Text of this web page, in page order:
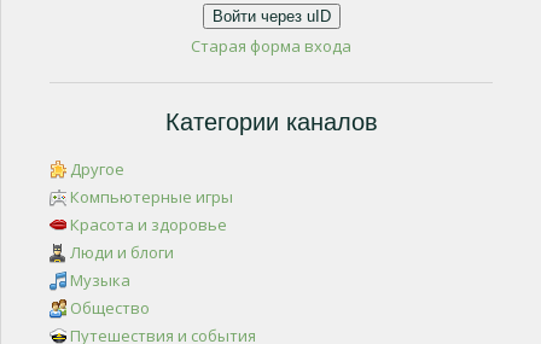
Войти через uID
Старая форма входа
Категории каналов
Другое
Компьютерные игры
Красота и здоровье
Люди и блоги
Музыка
Общество
Путешествия и события